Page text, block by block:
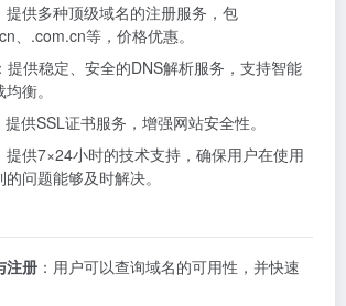
提供多种顶级域名的注册服务，包
、.com.cn等，价格优惠。
：提供稳定、安全的DNS解析服务，支持智能
衡。
提供SSL证书服务，增强网站安全性。
提供7×24小时的技术支持，确保用户在使用
问题能够及时解决。
注册 ：用户可以查询域名的可用性，并快速